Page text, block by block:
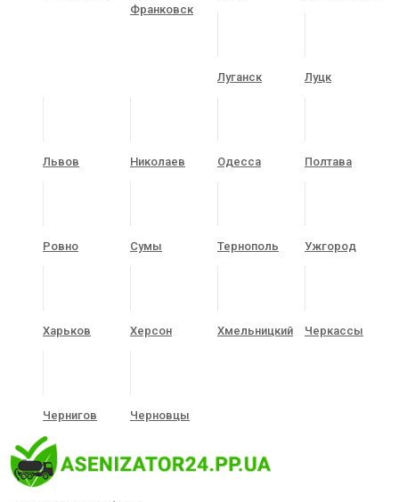
Франковск
Луганск Луцк
Львов Николаев Одесса Полтава
Ровно Сумы Тернополь Ужгород
Харьков Херсон Хмельницкий Черкассы
Чернигов Черновцы